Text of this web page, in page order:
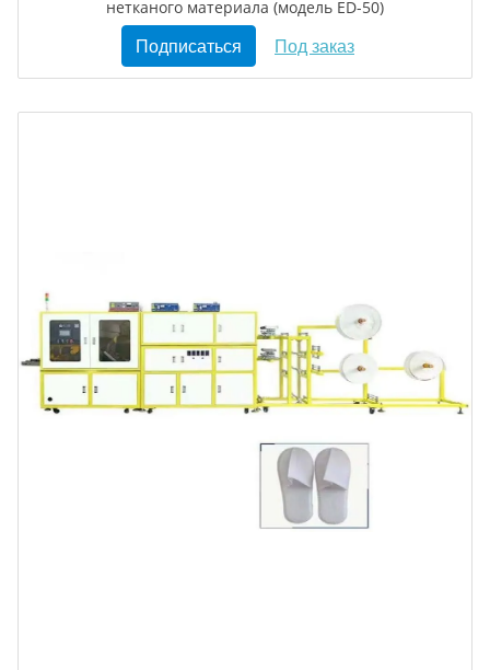
нетканого материала (модель ED-50)
Подписаться Под заказ